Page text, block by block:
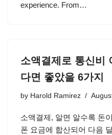
experience. From…
소액결제로 통신비
다면 좋았을 6가지
by Harold Ramirez
소액결제, 알면 알수록 돈
폰 요금에 합산되어 다음